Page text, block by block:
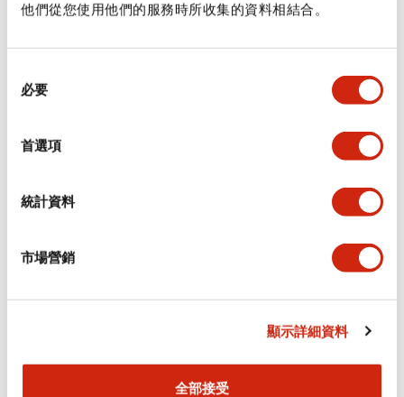
他們從您使用他們的服務時所收集的資料相結合。
必要
首選項
統計資料
市場營銷
顯示詳細資料
全部接受
審美規範
安裝和安裝規範
認證與標準